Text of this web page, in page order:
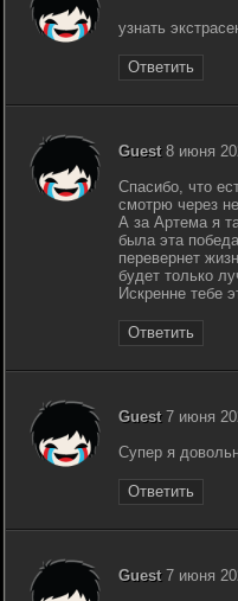
узнать
Ответить
Guest8 июня
Спасибо, что
смотрю через
А за Артема я
была эта
перевернет
будет только
Искренне тебе
Ответить
Guest7 июня
Супер я
Ответить
Guest7 июня